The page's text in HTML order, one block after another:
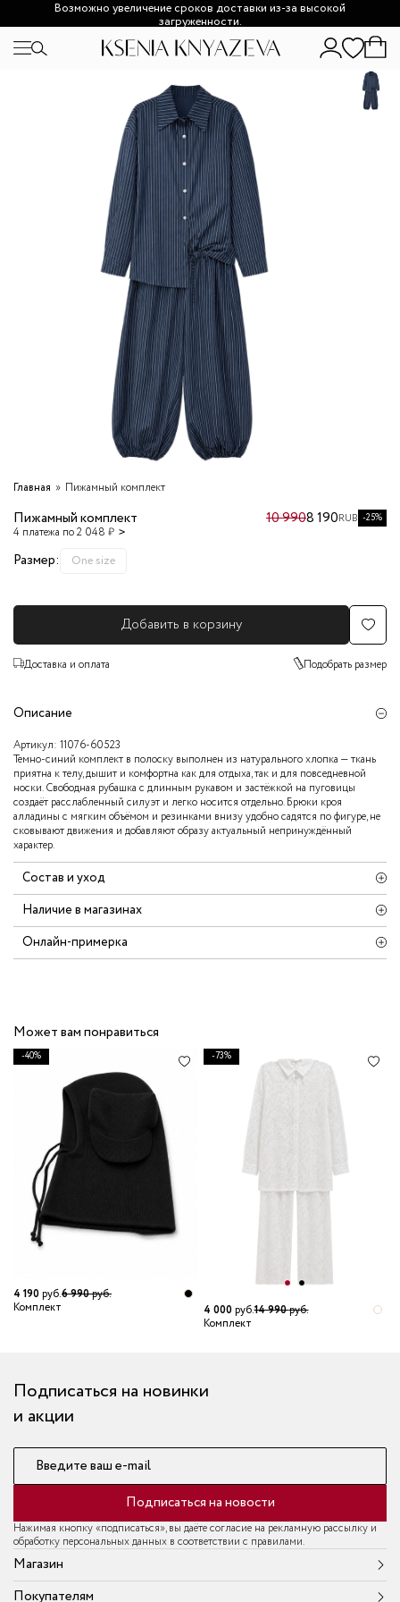
Возможно увеличение сроков доставки из-за высокой
загруженности.
Главная Пижамный комплект
Пижамный комплект
4 платежа по 2 048 ₽
10 9908 190RUB -25%
Размер: One size
Добавить в корзину
Доставка и оплата Подобрать размер
Описание
Артикул: 11076-60523
Темно-синий комплект в полоску выполнен из натурального хлопка — ткань
приятна к телу, дышит и комфортна как для отдыха, так и для повседневной
носки. Свободная рубашка с длинным рукавом и застёжкой на пуговицы
создаёт расслабленный силуэт и легко носится отдельно. Брюки кроя
алладины с мягким объёмом и резинками внизу удобно садятся по фигуре, не
сковывают движения и добавляют образу актуальный непринуждённый
характер.
Состав и уход
Наличие в магазинах
Онлайн-примерка
Может вам понравиться
-40%
4 190руб.6 990руб.
Комплект
-73%
4 000руб.14 990руб.
Комплект
Подписаться на новинки
и акции
Введите ваш e-mail
Подписаться на новости
Нажимая кнопку «подписаться», вы даёте согласие на рекламную рассылку и
обработку персональных данных в соответствии с правилами.
Магазин
Покупателям